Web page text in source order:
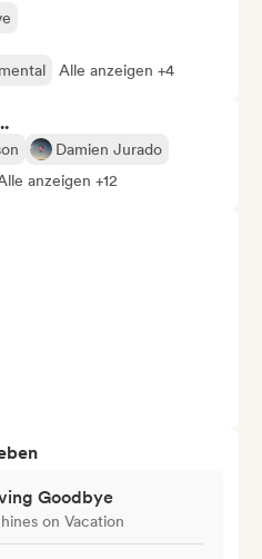
Alle anzeigen +4
Damien Jurado
anzeigen +12
Goodbye
on Vacation